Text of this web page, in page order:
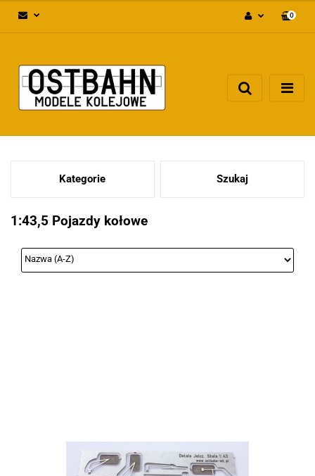
Dodaj zgłoszenie
0
Kategorie Szukaj
1:43,5 Pojazdy kołowe